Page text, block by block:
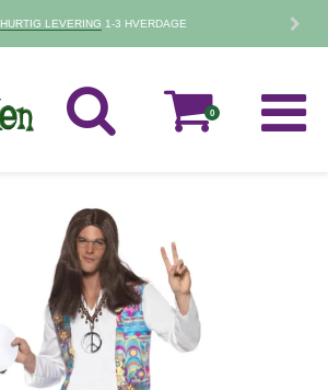
HURTIG LEVERING 1-3 HVERDAGE
0